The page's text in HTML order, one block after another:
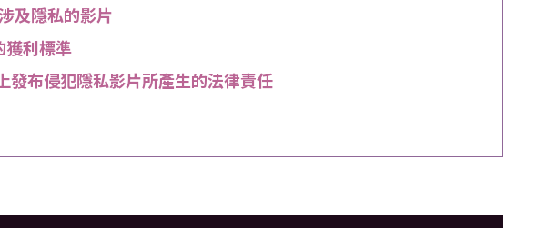
及隱私的影片
獲利標準
發布侵犯隱私影片所產生的法律責任